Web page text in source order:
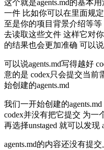
这个就是agents.md的基本
一件 比如你可以在里面规
至是你的项目背景介绍等
去读取这些文件 这样它对
的结果也会更加准确 可以
可以说agents.md写得越好
意的是 codex只会提交当前
始创建的agents.md
我们一开始创建的
codex并没有把它提交 为一
再选择unstaged 就可以发现
agents.md的内容还没有提